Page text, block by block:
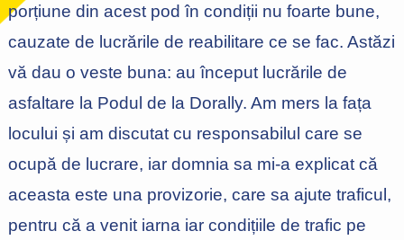
porțiune din acest pod în condiții nu foarte bune,
cauzate de lucrările de reabilitare ce se fac. Astăzi
vă dau o veste buna: au început lucrările de
asfaltare la Podul de la Dorally. Am mers la fața
locului și am discutat cu responsabilul care se
ocupă de lucrare, iar domnia sa mi-a explicat că
aceasta este una provizorie, care sa ajute traficul,
pentru că a venit iarna iar condițiile de trafic pe